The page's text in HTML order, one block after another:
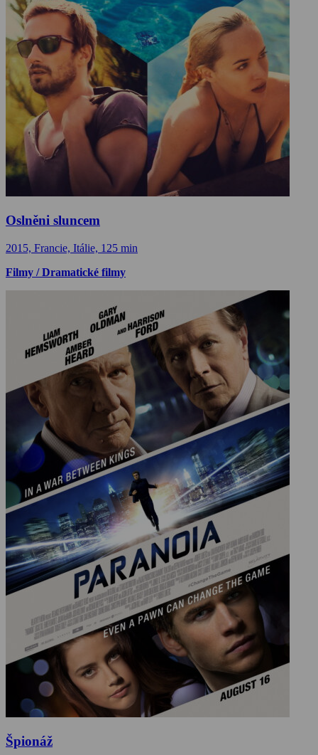
Oslněni sluncem
2015, Francie, Itálie, 125 min
Filmy / Dramatické filmy
Špionáž